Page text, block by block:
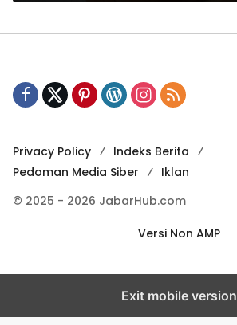
Privacy Policy
Indeks Berita
Pedoman Media Siber
Iklan
© 2025 - 2026 JabarHub.com
Versi Non AMP
Exit mobile version